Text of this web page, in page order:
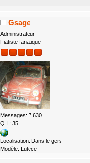
Gsage
Administrateur
Fiatiste fanatique
Messages: 7.630
Q.I.: 35
Localisation: Dans le gers
Modèle: Lutece